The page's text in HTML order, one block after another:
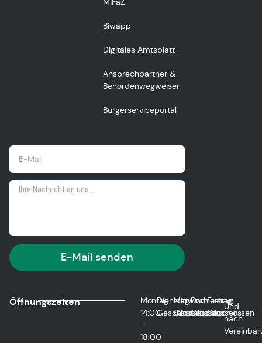
Biwapp
Digitales Amtsblatt
Ansprechpartner &
Behördenwegweiser
Bürgerserviceportal
E-Mail senden
Öffnungszeiten
Montag
14:00
-
18:00
Dienstag
Geschlossen
Mittwoch
Geschlossen
Donnerstag
Geschlossen
Freitag
Geschlossen
Und
nach